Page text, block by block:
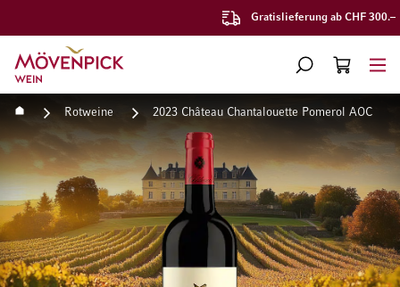
Gratislieferung ab CHF 300.–
Zur Startseite
SUCHE
WARENKORB
Startseite Rotweine 2023 Château Chantalouette Pomerol AOC
Zum Ende der Bildgalerie springen
Zum Anfang der